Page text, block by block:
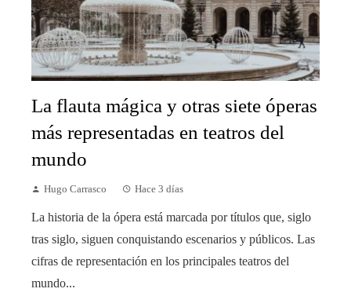
La flauta mágica y otras siete óperas
más representadas en teatros del
mundo
Hugo Carrasco Hace 3 días
La historia de la ópera está marcada por títulos que, siglo
tras siglo, siguen conquistando escenarios y públicos. Las
cifras de representación en los principales teatros del
mundo...